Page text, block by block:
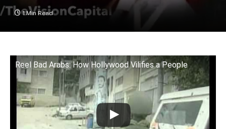
1 Min Read
Reel Bad Arabs: How Hollywood Vilifies a People